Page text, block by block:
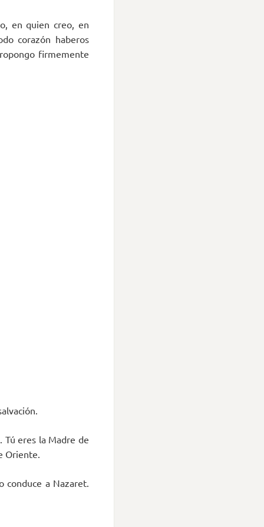
en quien creo, en
corazón haberos
firmemente
Tú eres la Madre de
Oriente.
a Nazaret.